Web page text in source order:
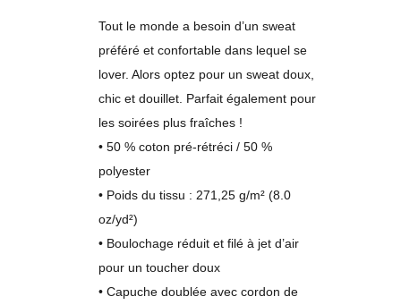
Tout le monde a besoin d’un sweat
préféré et confortable dans lequel se
lover. Alors optez pour un sweat doux,
chic et douillet. Parfait également pour
les soirées plus fraîches !
• 50 % coton pré-rétréci / 50 %
polyester
• Poids du tissu : 271,25 g/m² (8.0
oz/yd²)
• Boulochage réduit et filé à jet d’air
pour un toucher doux
• Capuche doublée avec cordon de